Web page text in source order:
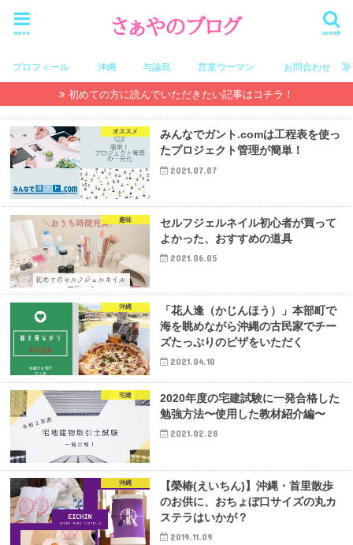
search
menu
プロフィール 沖縄 与論島 営業ウーマン お問合わせ
初めての方に読んでいただきたい記事はコチラ！
オススメ
みんなでガント.comは工程表を使っ
たプロジェクト管理が簡単！
2021.07.07
趣味
セルフジェルネイル初心者が買って
よかった、おすすめの道具
2021.06.05
沖縄
「花人逢（かじんほう）」本部町で
海を眺めながら沖縄の古民家でチー
ズたっぷりのピザをいただく
2021.04.10
宅建
2020年度の宅建試験に一発合格した
勉強方法〜使用した教材紹介編〜
2021.02.28
沖縄
【榮椿(えいちん)】沖縄・首里散歩
のお供に、おちょぼ口サイズの丸カ
ステラはいかが？
2019.11.09